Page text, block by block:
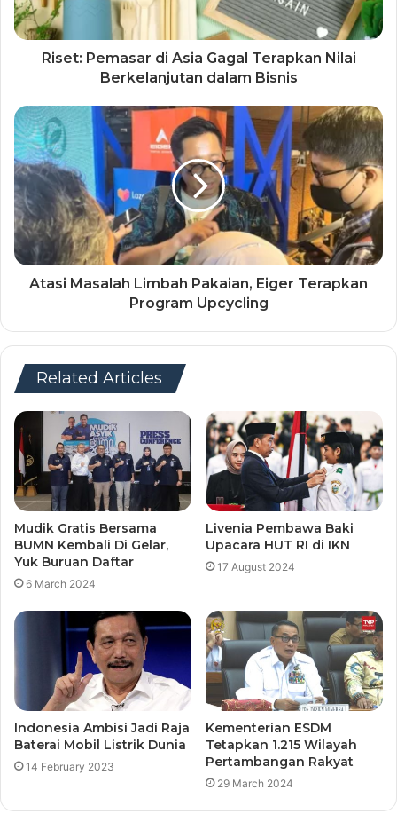
Riset: Pemasar di Asia Gagal Terapkan Nilai
Berkelanjutan dalam Bisnis
Atasi Masalah Limbah Pakaian, Eiger Terapkan
Program Upcycling
Related Articles
Mudik Gratis Bersama
BUMN Kembali Di Gelar,
Yuk Buruan Daftar
6 March 2024
Livenia Pembawa Baki
Upacara HUT RI di IKN
17 August 2024
Indonesia Ambisi Jadi Raja
Baterai Mobil Listrik Dunia
14 February 2023
Kementerian ESDM
Tetapkan 1.215 Wilayah
Pertambangan Rakyat
29 March 2024